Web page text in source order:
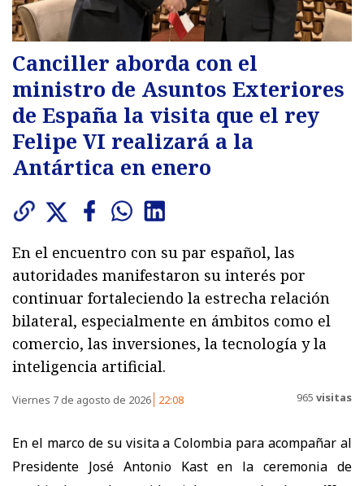
Canciller aborda con el
ministro de Asuntos Exteriores
de España la visita que el rey
Felipe VI realizará a la
Antártica en enero
En el encuentro con su par español, las
autoridades manifestaron su interés por
continuar fortaleciendo la estrecha relación
bilateral, especialmente en ámbitos como el
comercio, las inversiones, la tecnología y la
inteligencia artificial.
Viernes 7 de agosto de 2026 22:08 965 visitas
En el marco de su visita a Colombia para acompañar al
Presidente José Antonio Kast en la ceremonia de